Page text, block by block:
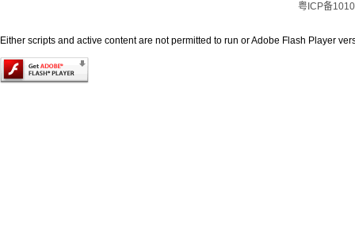
粤ICP备
Either scripts and active content are not permitted to run or Adobe Flash Player